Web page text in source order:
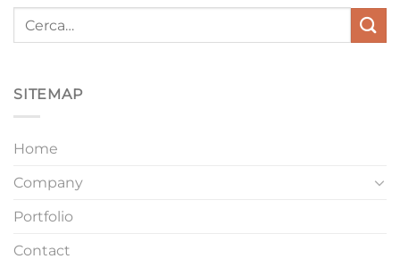
SITEMAP
Home
Company
Portfolio
Contact